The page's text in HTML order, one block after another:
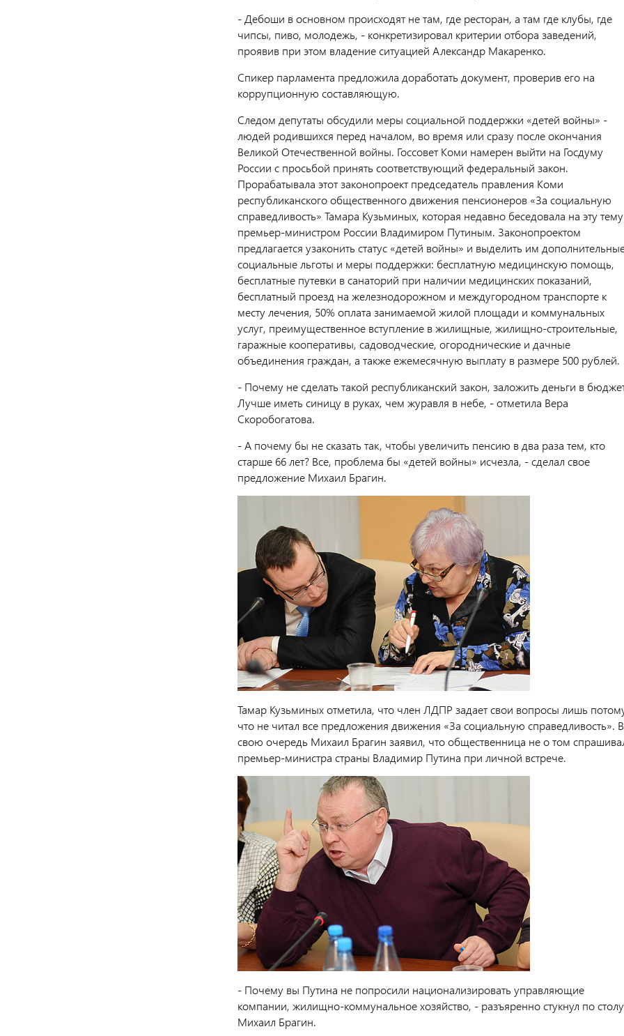
- Дебоши в основном происходят не там, где ресторан, а там где клубы, где
чипсы, пиво, молодежь, - конкретизировал критерии отбора заведений,
проявив при этом владение ситуацией Александр Макаренко.
Спикер парламента предложила доработать документ, проверив его на
коррупционную составляющую.
Следом депутаты обсудили меры социальной поддержки «детей войны» -
людей родившихся перед началом, во время или сразу после окончания
Великой Отечественной войны. Госсовет Коми намерен выйти на Госдуму
России с просьбой принять соответствующий федеральный закон.
Прорабатывала этот законопроект председатель правления Коми
республиканского общественного движения пенсионеров «За социальную
справедливость» Тамара Кузьминых, которая недавно беседовала на эту
премьер-министром России Владимиром Путиным. Законопроектом
предлагается узаконить статус «детей войны» и выделить им
социальные льготы и меры поддержки: бесплатную медицинскую помощь,
бесплатные путевки в санаторий при наличии медицинских показаний,
бесплатный проезд на железнодорожном и междугородном транспорте к
месту лечения, 50% оплата занимаемой жилой площади и коммунальных
услуг, преимущественное вступление в жилищные, жилищно-строительные,
гаражные кооперативы, садоводческие, огороднические и дачные
объединения граждан, а также ежемесячную выплату в размере 500 рублей.
- Почему не сделать такой республиканский закон, заложить деньги в
Лучше иметь синицу в руках, чем журавля в небе, - отметила Вера
Скоробогатова.
- А почему бы не сказать так, чтобы увеличить пенсию в два раза тем, кто
старше 66 лет? Все, проблема бы «детей войны» исчезла, - сделал свое
предложение Михаил Брагин.
Тамар Кузьминых отметила, что член ЛДПР задает свои вопросы лишь
что не читал все предложения движения «За социальную справедливость». В
свою очередь Михаил Брагин заявил, что общественница не о том
премьер-министра страны Владимир Путина при личной встрече.
- Почему вы Путина не попросили национализировать управляющие
компании, жилищно-коммунальное хозяйство, - разъяренно стукнул по столу
Михаил Брагин.